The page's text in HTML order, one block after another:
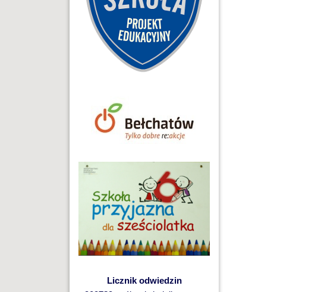
Licznik odwiedzin